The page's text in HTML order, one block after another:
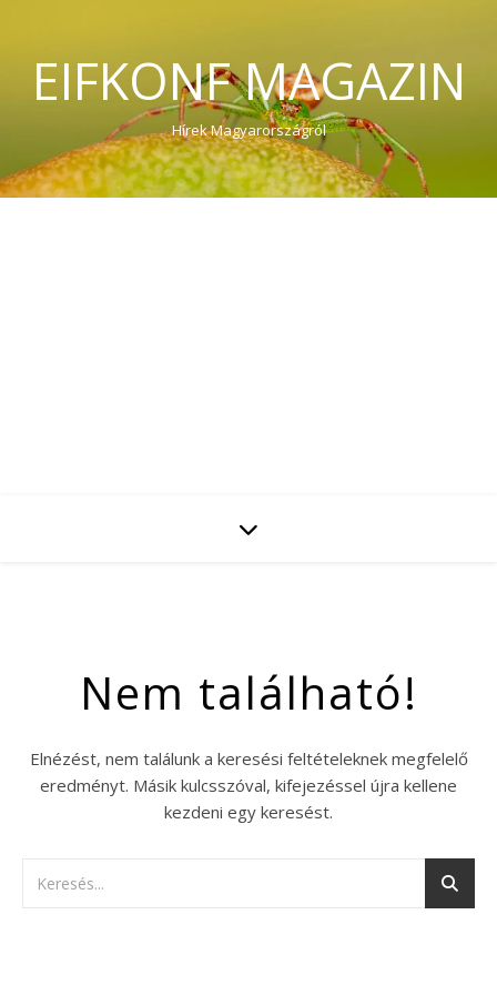
EIFKONF MAGAZIN
Hírek Magyarországról
Nem található!
Elnézést, nem találunk a keresési feltételeknek megfelelő
eredményt. Másik kulcsszóval, kifejezéssel újra kellene
kezdeni egy keresést.